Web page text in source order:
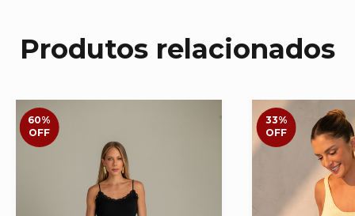
Produtos relacionados
60%
OFF
33%
OFF